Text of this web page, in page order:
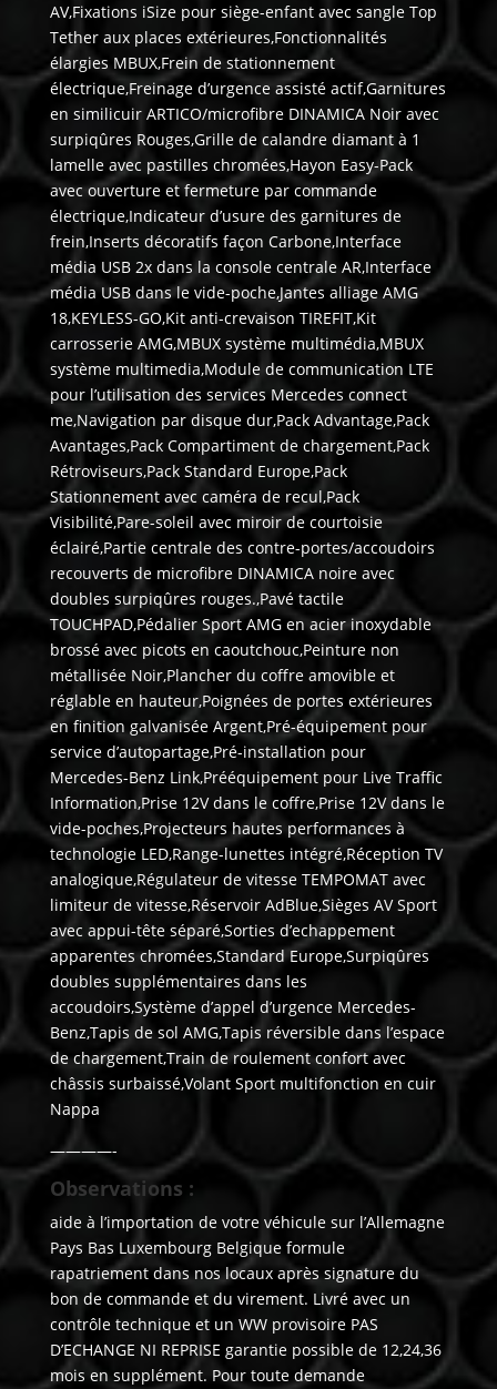
AV,Fixations iSize pour siège-enfant avec sangle Top
Tether aux places extérieures,Fonctionnalités
élargies MBUX,Frein de stationnement
électrique,Freinage d’urgence assisté actif,Garnitures
en similicuir ARTICO/microfibre DINAMICA Noir avec
surpiqûres Rouges,Grille de calandre diamant à 1
lamelle avec pastilles chromées,Hayon Easy-Pack
avec ouverture et fermeture par commande
électrique,Indicateur d’usure des garnitures de
frein,Inserts décoratifs façon Carbone,Interface
média USB 2x dans la console centrale AR,Interface
média USB dans le vide-poche,Jantes alliage AMG
18,KEYLESS-GO,Kit anti-crevaison TIREFIT,Kit
carrosserie AMG,MBUX système multimédia,MBUX
système multimedia,Module de communication LTE
pour l’utilisation des services Mercedes connect
me,Navigation par disque dur,Pack Advantage,Pack
Avantages,Pack Compartiment de chargement,Pack
Rétroviseurs,Pack Standard Europe,Pack
Stationnement avec caméra de recul,Pack
Visibilité,Pare-soleil avec miroir de courtoisie
éclairé,Partie centrale des contre-portes/accoudoirs
recouverts de microfibre DINAMICA noire avec
doubles surpiqûres rouges.,Pavé tactile
TOUCHPAD,Pédalier Sport AMG en acier inoxydable
brossé avec picots en caoutchouc,Peinture non
métallisée Noir,Plancher du coffre amovible et
réglable en hauteur,Poignées de portes extérieures
en finition galvanisée Argent,Pré-équipement pour
service d’autopartage,Pré-installation pour
Mercedes-Benz Link,Prééquipement pour Live Traffic
Information,Prise 12V dans le coffre,Prise 12V dans le
vide-poches,Projecteurs hautes performances à
technologie LED,Range-lunettes intégré,Réception TV
analogique,Régulateur de vitesse TEMPOMAT avec
limiteur de vitesse,Réservoir AdBlue,Sièges AV Sport
avec appui-tête séparé,Sorties d’echappement
apparentes chromées,Standard Europe,Surpiqûres
doubles supplémentaires dans les
accoudoirs,Système d’appel d’urgence Mercedes-
Benz,Tapis de sol AMG,Tapis réversible dans l’espace
de chargement,Train de roulement confort avec
châssis surbaissé,Volant Sport multifonction en cuir
Nappa
————-
Observations :
aide à l’importation de votre véhicule sur l’Allemagne
Pays Bas Luxembourg Belgique formule
rapatriement dans nos locaux après signature du
bon de commande et du virement. Livré avec un
contrôle technique et un WW provisoire PAS
D’ECHANGE NI REPRISE garantie possible de 12,24,36
mois en supplément. Pour toute demande